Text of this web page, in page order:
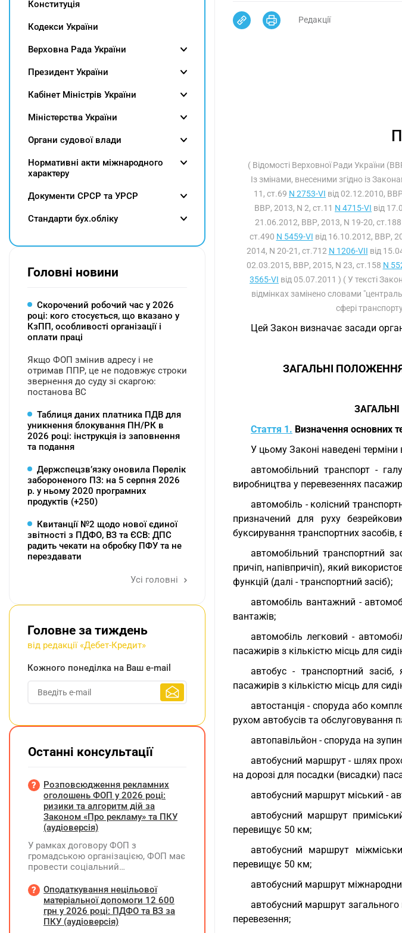
Редакції
( Відомості Верховної Ради України
Із змінами, внесеними згідно із
11, ст.69 N 2753-VI від 02.12.2010,
ВВР, 2013, N 2, ст.11 N 4715-VI від
21.06.2012, ВВР, 2013, N 19-20, ст.188
ст.490 N 5459-VI від 16.10.2012, ВВР,
2014, N 20-21, ст.712 N 1206-VII від
02.03.2015, ВВР, 2015, N 23, ст.158 N
3565-VI від 05.07.2011 ) ( У тексті
відмінках замінено словами
сфері
Цей Закон визначає засади
ЗАГАЛЬНІ
Стаття 1. Визначення основних
У цьому Законі наведені
автомобільний транспорт -
виробництва у перевезеннях
автомобіль - колісний
призначений для руху
буксирування транспортних засобів,
автомобільний транспортний
причіп, напівпричіп), який
функцій (далі - транспортний засіб);
автомобіль вантажний -
вантажів;
автомобіль легковий -
пасажирів з кількістю місць для
автобус - транспортний
пасажирів з кількістю місць для
автостанція - споруда або
рухом автобусів та обслуговування
автопавільйон - споруда на
автобусний маршрут - шлях
на дорозі для посадки (висадки)
автобусний маршрут міський -
автобусний маршрут
перевищує 50 км;
автобусний маршрут
перевищує 50 км;
автобусний маршрут
автобусний маршрут
перевезення;
Конституція
Кодекси України
Верховна Рада України
Президент України
Кабінет Міністрів України
Міністерства України
Органи судової влади
Нормативні акти міжнародного
характеру
Документи СРСР та УРСР
Cтандарти бух.обліку
Головні новини
Скорочений робочий час у 2026
році: кого стосується, що вказано у
КзПП, особливості організації і
оплати праці
Якщо ФОП змінив адресу і не
отримав ППР, це не подовжує строки
звернення до суду зі скаргою:
постанова ВС
Таблиця даних платника ПДВ для
уникнення блокування ПН/РК в
2026 році: інструкція із заповнення
та подання
Держспецзв’язку оновила Перелік
забороненого ПЗ: на 5 серпня 2026
р. у ньому 2020 програмних
продуктів (+250)
Квитанції №2 щодо нової єдиної
звітності з ПДФО, ВЗ та ЄСВ: ДПС
радить чекати на обробку ПФУ та не
перездавати
Усі головні
Головне за тиждень
від редакції «Дебет-Кредит»
Кожного понеділка на Ваш e-mail
Останні консультації
Розповсюдження рекламних
оголошень ФОП у 2026 році:
ризики та алгоритм дій за
Законом «Про рекламу» та ПКУ
(аудіоверсія)
У рамках договору ФОП з
громадською організацією, ФОП має
провести соціальний
Реєстрацію на цей захід ФОП
проводить через номер телефону,
який зазначено у листівках, які він
розклеїв на стовпах району та
Оподаткування нецільової
матеріальної допомоги 12 600
грн у 2026 році: ПДФО та ВЗ за
ПКУ (аудіоверсія)